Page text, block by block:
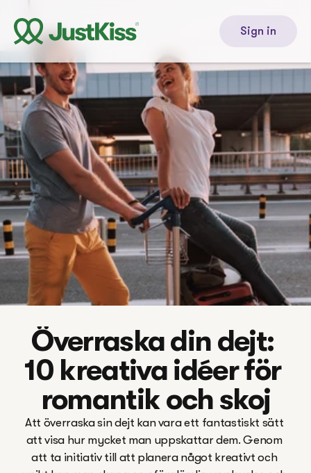
Sign in
Överraska din dejt:
10 kreativa idéer för
romantik och skoj
Att överraska sin dejt kan vara ett fantastiskt sätt
att visa hur mycket man uppskattar dem. Genom
att ta initiativ till att planera något kreativt och